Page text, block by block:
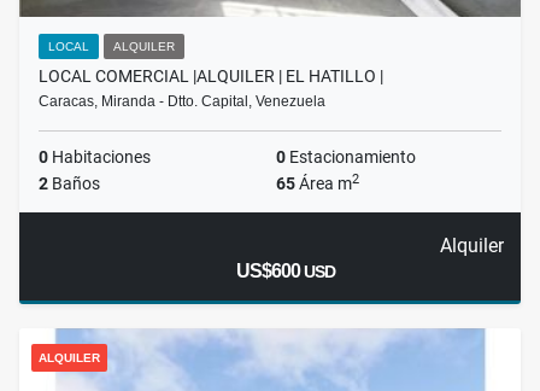
LOCAL ALQUILER
LOCAL COMERCIAL |ALQUILER | EL HATILLO |
Caracas, Miranda - Dtto. Capital, Venezuela
0 Habitaciones 0 Estacionamiento
2 Baños 65Área m2
Alquiler
US$600USD
ALQUILER